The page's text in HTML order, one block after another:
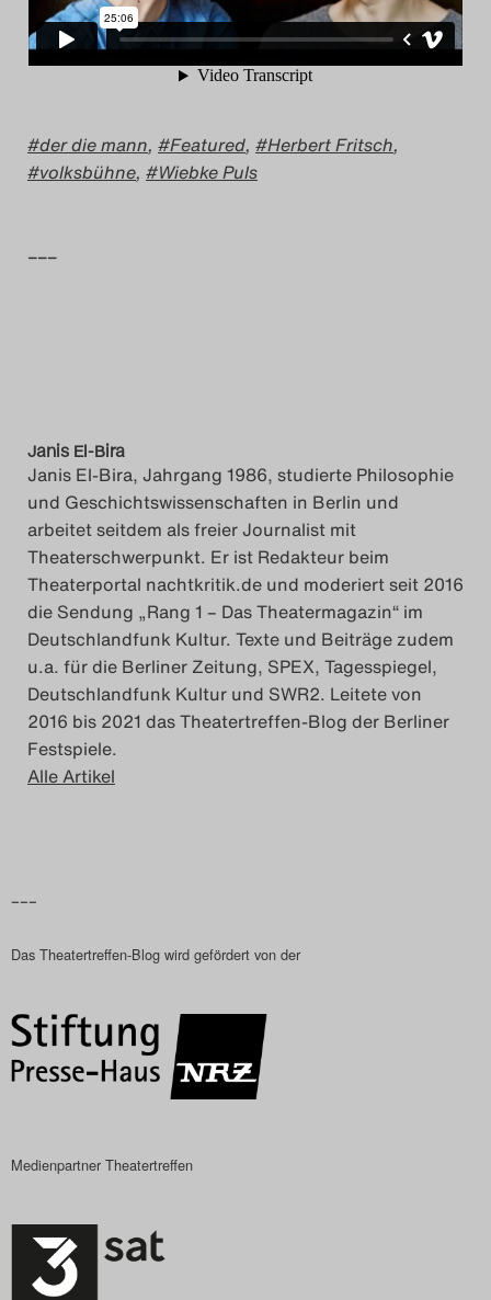
der die mann, Featured, Herbert Fritsch,
volksbühne, Wiebke Puls
–––
Janis El-Bira
Janis El-Bira, Jahrgang 1986, studierte Philosophie
und Geschichtswissenschaften in Berlin und
arbeitet seitdem als freier Journalist mit
Theaterschwerpunkt. Er ist Redakteur beim
Theaterportal nachtkritik.de und moderiert seit 2016
die Sendung „Rang 1 – Das Theatermagazin“ im
Deutschlandfunk Kultur. Texte und Beiträge zudem
u.a. für die Berliner Zeitung, SPEX, Tagesspiegel,
Deutschlandfunk Kultur und SWR2. Leitete von
2016 bis 2021 das Theatertreffen-Blog der Berliner
Festspiele.
Alle Artikel
–––
Das Theatertreffen-Blog wird gefördert von der
Medienpartner Theatertreffen